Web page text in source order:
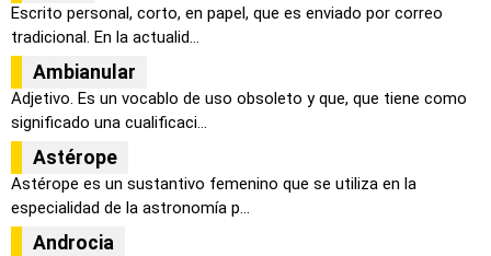
Escrito personal, corto, en papel, que es enviado por correo
tradicional. En la actualid...
Ambianular
Adjetivo. Es un vocablo de uso obsoleto y que, que tiene como
significado una cualificaci...
Astérope
Astérope es un sustantivo femenino que se utiliza en la
especialidad de la astronomía p...
Androcia